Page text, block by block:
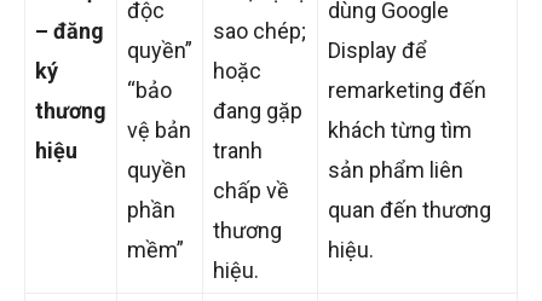
– đăng
ký
thương
hiệu
độc
quyền”
“bảo
vệ bản
quyền
phần
mềm”
sao chép;
hoặc
đang gặp
tranh
chấp về
thương
hiệu.
dùng Google
Display để
remarketing đến
khách từng tìm
sản phẩm liên
quan đến thương
hiệu.